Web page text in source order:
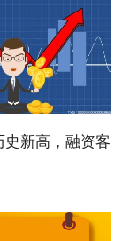
史新高，融资客